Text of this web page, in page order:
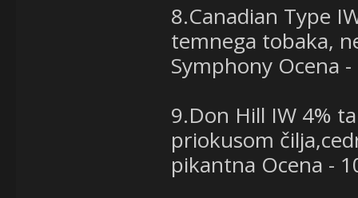
8.Canadian Type
temnega tobaka,
Symphony Ocena
9.Don Hill IW 4%
priokusom
pikantna Ocena -